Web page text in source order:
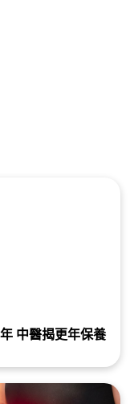
中醫揭更年保養